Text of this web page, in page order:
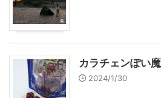
カラチェンぽい
2024/1/30